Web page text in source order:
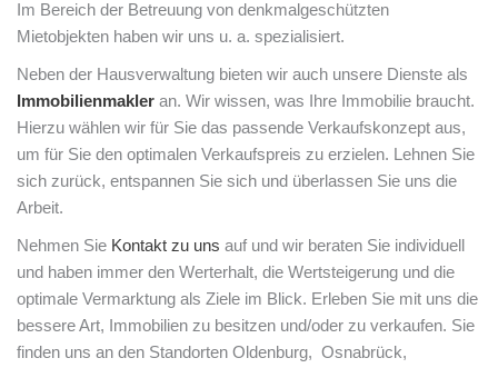
Im Bereich der Betreuung von denkmalgeschützten
Mietobjekten haben wir uns u. a. spezialisiert.
Neben der Hausverwaltung bieten wir auch unsere Dienste als
Immobilienmakler an. Wir wissen, was Ihre Immobilie braucht.
Hierzu wählen wir für Sie das passende Verkaufskonzept aus,
um für Sie den optimalen Verkaufspreis zu erzielen. Lehnen Sie
sich zurück, entspannen Sie sich und überlassen Sie uns die
Arbeit.
Nehmen Sie Kontakt zu uns auf und wir beraten Sie individuell
und haben immer den Werterhalt, die Wertsteigerung und die
optimale Vermarktung als Ziele im Blick. Erleben Sie mit uns die
bessere Art, Immobilien zu besitzen und/oder zu verkaufen. Sie
finden uns an den Standorten Oldenburg, Osnabrück,